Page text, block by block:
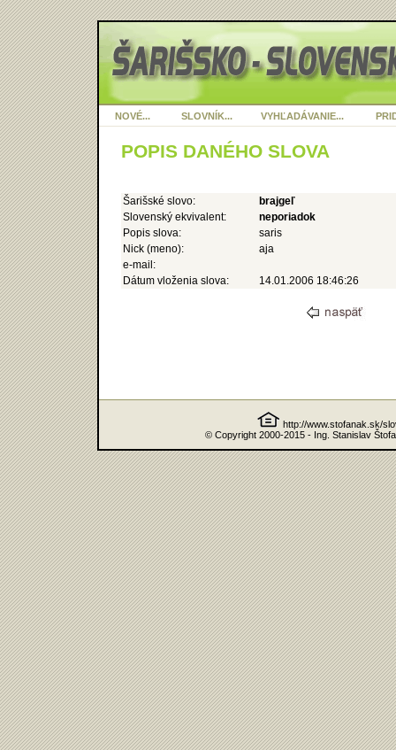
NOVÉ... SLOVNÍK... VYHĽADÁVANIE...
POPIS DANÉHO SLOVA
Šarišské slovo:
brajgeľ
Slovenský ekvivalent:
neporiadok
Popis slova:
saris
Nick (meno):
aja
e-mail:
Dátum vloženia slova:
14.01.2006 18:46:26
http://www.stofanak.sk/
© Copyright 2000-2015 - Ing. Stanislav